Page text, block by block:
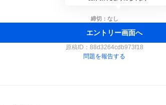
締切：なし
エントリー画面へ
原稿ID： 88d3264cdb973f18
問題を報告する